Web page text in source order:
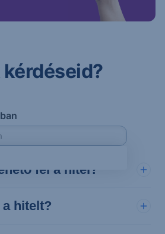
fel a hitel?
hitelt?